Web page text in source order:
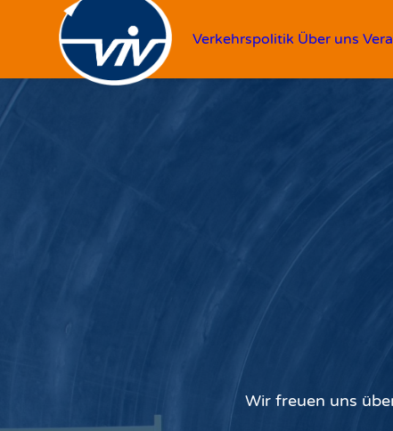
Verkehrspolitik Über uns
Wir freuen uns